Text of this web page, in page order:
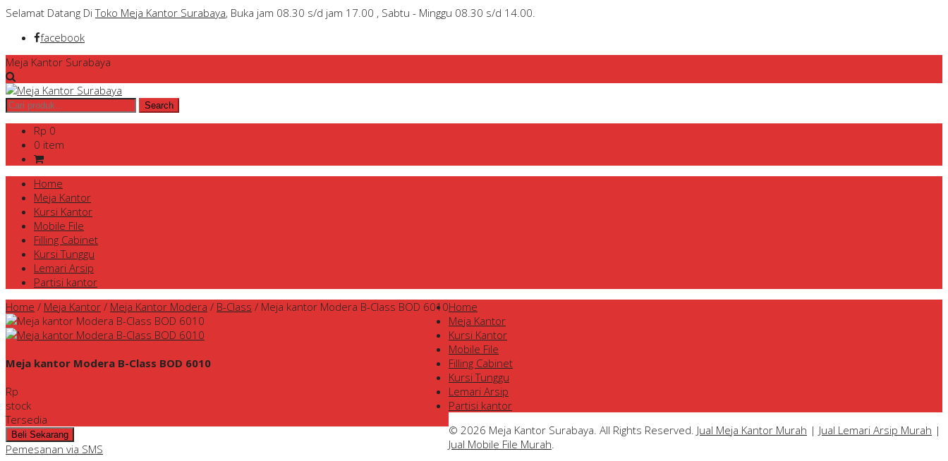
Selamat Datang DiToko Meja Kantor Surabaya, Buka jam 08.30 s/d jam 17.00 , Sabtu - Minggu 08.30 s/d 14.00.
facebook
Meja Kantor Surabaya
Rp 0
0 item
Home
Meja Kantor
Kursi Kantor
Mobile File
Filling Cabinet
Kursi Tunggu
Lemari Arsip
Partisi kantor
Home / Meja Kantor / Meja Kantor Modera / B-Class / Meja kantor Modera B-Class BOD 6010
Meja kantor Modera B-Class BOD 6010
Rp
stock
Tersedia
Pemesanan via SMS
Home
Meja Kantor
Kursi Kantor
Mobile File
Filling Cabinet
Kursi Tunggu
Lemari Arsip
Partisi kantor
© 2026 Meja Kantor Surabaya. All Rights Reserved. Jual Meja Kantor Murah | Jual Lemari Arsip Murah |
Jual Mobile File Murah.